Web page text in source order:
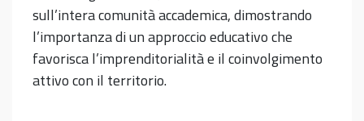
sull’intera comunità accademica, dimostrando
l’importanza di un approccio educativo che
favorisca l’imprenditorialità e il coinvolgimento
attivo con il territorio.